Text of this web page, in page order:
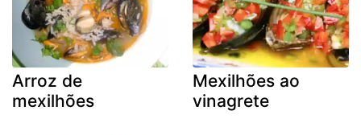
Arroz de
mexilhões
Mexilhões ao
vinagrete